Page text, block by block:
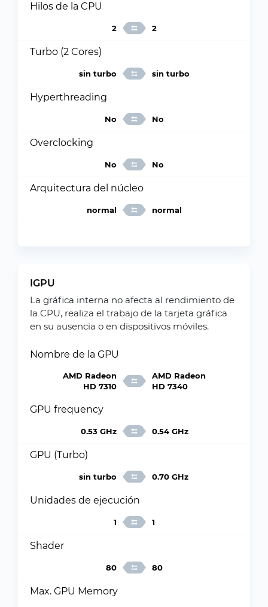
Hilos de la CPU
2 2
Turbo (2 Cores)
sin turbo sin turbo
Hyperthreading
No No
Overclocking
No No
Arquitectura del núcleo
normal normal
IGPU
La gráfica interna no afecta al rendimiento de
la CPU, realiza el trabajo de la tarjeta gráfica
en su ausencia o en dispositivos móviles.
Nombre de la GPU
AMD Radeon
HD 7310
AMD Radeon
HD 7340
GPU frequency
0.53 GHz 0.54 GHz
GPU (Turbo)
sin turbo 0.70 GHz
Unidades de ejecución
1 1
Shader
80 80
Max. GPU Memory